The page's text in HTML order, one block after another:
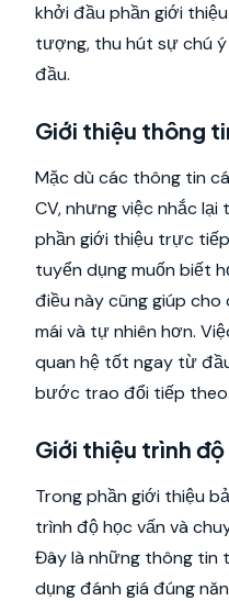
khởi đầu phần giới
tượng, thu hút sự chú
đầu.
Giới thiệu thông
Mặc dù các thông tin
CV, nhưng việc nhắc
phần giới thiệu trực
tuyển dụng muốn biết
điều này cũng giúp
mái và tự nhiên hơn.
quan hệ tốt ngay từ
bước trao đổi tiếp theo.
Giới thiệu trình
Trong phần giới thiệu
trình độ học vấn và
Đây là những thông tin
dụng đánh giá đúng